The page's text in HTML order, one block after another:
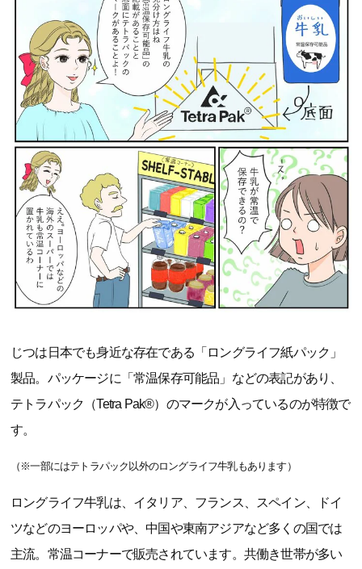
じつは日本でも身近な存在である「ロングライフ紙パック」
製品。パッケージに「常温保存可能品」などの表記があり、
テトラパック（Tetra Pak®）のマークが入っているのが特徴で
す。
（※一部にはテトラパック以外のロングライフ牛乳もあります）
ロングライフ牛乳は、イタリア、フランス、スペイン、ドイ
ツなどのヨーロッパや、中国や東南アジアなど多くの国では
主流。常温コーナーで販売されています。共働き世帯が多い